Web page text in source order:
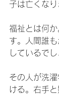
子は亡くなり
福祉とは何
す。人間誰
しているでし
その人が洗
ける。右手